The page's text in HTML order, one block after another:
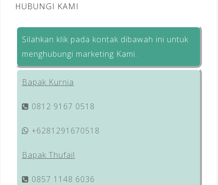
HUBUNGI KAMI
Silahkan klik pada kontak dibawah ini untuk
menghubungi marketing Kami.
Bapak Kurnia
0812 9167 0518
+6281291670518
Bapak Thufail
0857 1148 6036